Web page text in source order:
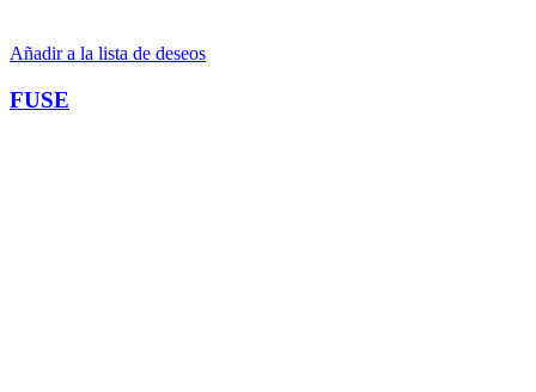
Añadir a la lista de deseos
FUSE